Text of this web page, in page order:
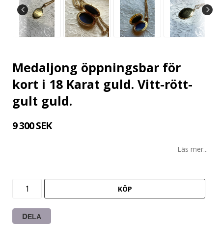
Medaljong öppningsbar för
kort i 18 Karat guld. Vitt-rött-
gult guld.
9 300 SEK
Läs mer...
KÖP
DELA